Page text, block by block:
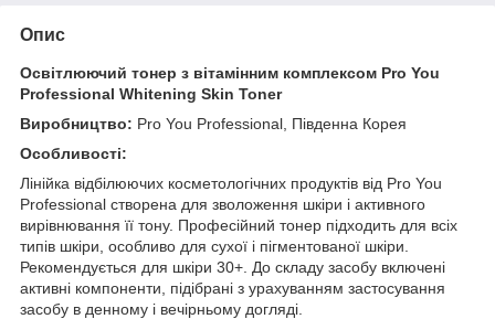
Опис
Освітлюючий тонер з вітамінним комплексом Pro You
Professional Whitening Skin Toner
Виробництво: Pro You Professional, Південна Корея
Особливості:
Лінійка відбілюючих косметологічних продуктів від Pro You
Professional створена для зволоження шкіри і активного
вирівнювання її тону. Професійний тонер підходить для всіх
типів шкіри, особливо для сухої і пігментованої шкіри.
Рекомендується для шкіри 30+. До складу засобу включені
активні компоненти, підібрані з урахуванням застосування
засобу в денному і вечірньому догляді.